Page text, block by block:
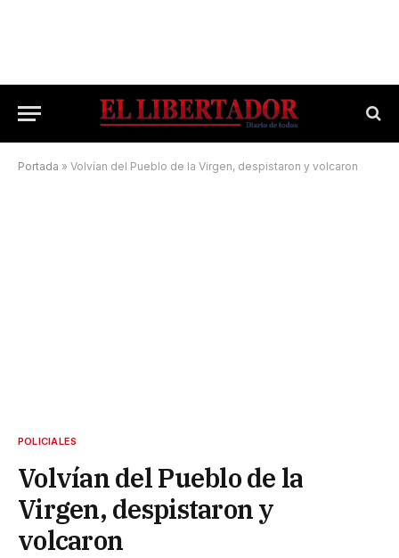
Portada » Volvían del Pueblo de la Virgen, despistaron y volcaron
POLICIALES
Volvían del Pueblo de la
Virgen, despistaron y
volcaron